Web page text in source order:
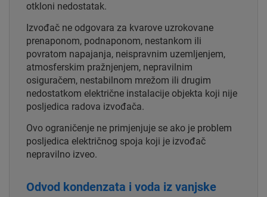
otkloni nedostatak.
Izvođač ne odgovara za kvarove uzrokovane
prenaponom, podnaponom, nestankom ili
povratom napajanja, neispravnim uzemljenjem,
atmosferskim pražnjenjem, nepravilnim
osiguračem, nestabilnom mrežom ili drugim
nedostatkom električne instalacije objekta koji nije
posljedica radova izvođača.
Ovo ograničenje ne primjenjuje se ako je problem
posljedica električnog spoja koji je izvođač
nepravilno izveo.
Odvod kondenzata i voda iz vanjske